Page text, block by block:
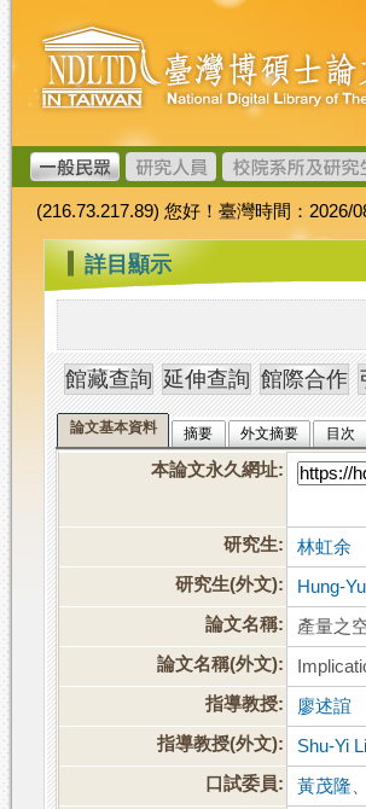
跳
到
主
要
內
容
臺
灣
博
碩
士
論
文
加
值
系
統
(216.73.217.89) 您好！臺灣時間：2026/
::: 詳目顯示
論文基本資料 摘要 外文摘要 目次
本論文永久網址:
研究生:
林虹余
研究生(外文):
Hung-
論文名稱:
產量之
論文名稱(外文):
指導教授:
廖述誼
指導教授(外文):
Shu-Yi
口試委員:
黃茂隆